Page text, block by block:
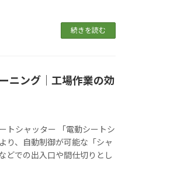
続きを読む
ニング｜工場作業の効
トシャッター 「電動シートシ
り、自動制御が可能な「シャ
どでの出入口や間仕切りとし